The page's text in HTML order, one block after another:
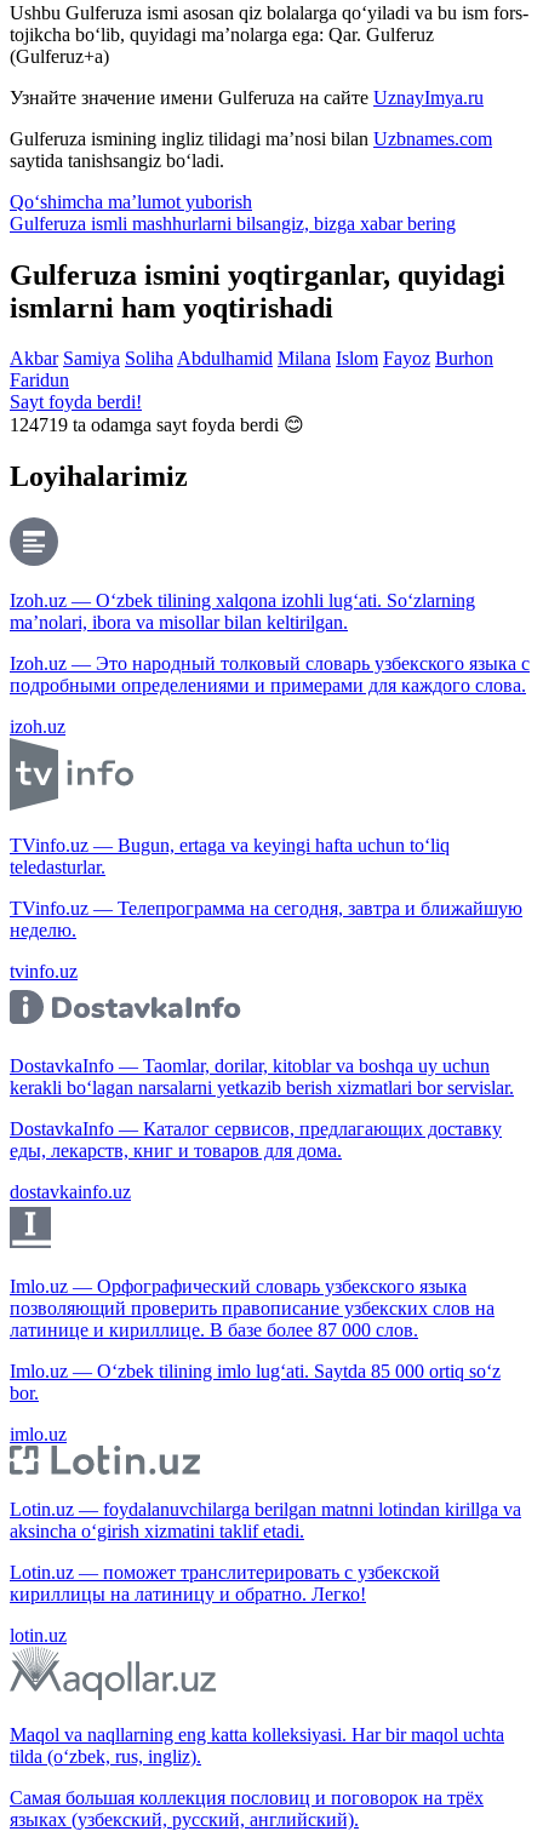
Ushbu Gulferuza ismi asosan qiz bolalarga qo‘yiladi va bu ism fors-
tojikcha bo‘lib, quyidagi ma’nolarga ega: Qar. Gulferuz
(Gulferuz+a)
Узнайте значение имени Gulferuza на сайте UznayImya.ru
Gulferuza ismining ingliz tilidagi ma’nosi bilan Uzbnames.com
saytida tanishsangiz bo‘ladi.
Qo‘shimcha ma’lumot yuborish
Gulferuza ismli mashhurlarni bilsangiz, bizga xabar bering
Gulferuza ismini yoqtirganlar, quyidagi
ismlarni ham yoqtirishadi
Akbar Samiya SolihaAbdulhamid Milana Islom Fayoz Burhon
Faridun
Sayt foyda berdi!
124719 ta odamga sayt foyda berdi 😊
Loyihalarimiz
Izoh.uz — O‘zbek tilining xalqona izohli lug‘ati. So‘zlarning
ma’nolari, ibora va misollar bilan keltirilgan.
Izoh.uz — Это народный толковый словарь узбекского языка с
подробными определениями и примерами для каждого слова.
izoh.uz
TVinfo.uz — Bugun, ertaga va keyingi hafta uchun to‘liq
teledasturlar.
TVinfo.uz — Телепрограмма на сегодня, завтра и ближайшую
неделю.
tvinfo.uz
DostavkaInfo — Taomlar, dorilar, kitoblar va boshqa uy uchun
kerakli bo‘lagan narsalarni yetkazib berish xizmatlari bor servislar.
DostavkaInfo — Каталог сервисов, предлагающих доставку
еды, лекарств, книг и товаров для дома.
dostavkainfo.uz
Imlo.uz — Орфографический словарь узбекского языка
позволяющий проверить правописание узбекских слов на
латинице и кириллице. В базе более 87 000 слов.
Imlo.uz — O‘zbek tilining imlo lug‘ati. Saytda 85 000 ortiq so‘z
bor.
imlo.uz
Lotin.uz — foydalanuvchilarga berilgan matnni lotindan kirillga va
aksincha o‘girish xizmatini taklif etadi.
Lotin.uz — поможет транслитерировать с узбекской
кириллицы на латиницу и обратно. Легко!
lotin.uz
Maqol va naqllarning eng katta kolleksiyasi. Har bir maqol uchta
tilda (o‘zbek, rus, ingliz).
Самая большая коллекция пословиц и поговорок на трёх
языках (узбекский, русский, английский).